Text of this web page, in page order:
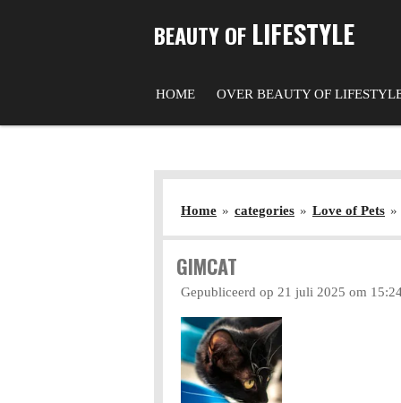
BEAUTY OF LIFESTYLE
HOME OVER BEAUTY OF
Home » categories » Love of Pets »
GIMCAT
Gepubliceerd op 21 juli 2025 om